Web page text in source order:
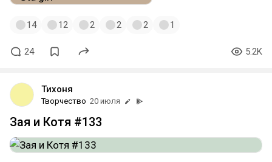
14 12 2 2 2 1
24 5.2K
Тихоня
Творчество 20 июля
Зая и Котя #133